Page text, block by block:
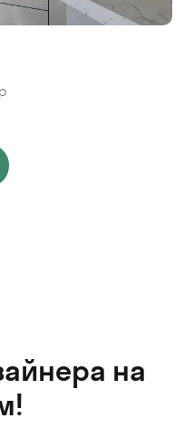
на